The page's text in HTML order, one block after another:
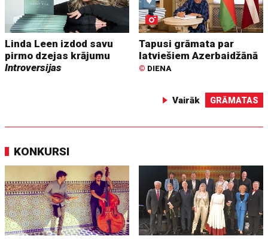
Linda Leen izdod savu
pirmo dzejas krājumu
Introversijas
Tapusi grāmata par
latviešiem Azerbaidžānā
© DIENA
Vairāk GRĀMATAS
KONKURSI